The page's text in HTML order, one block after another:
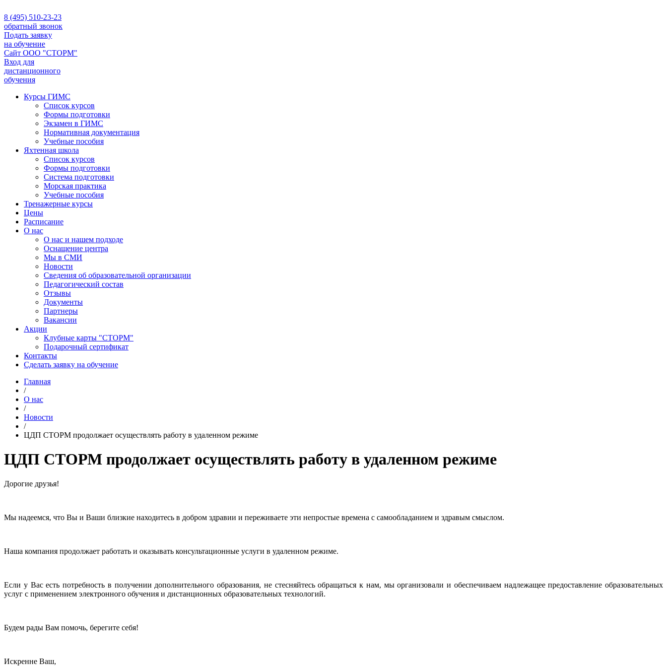
8 (495) 510-23-23
обратный звонок
Подать заявку
на обучение
Сайт ООО "СТОРМ"
Вход для
дистанционного
обучения
Курсы ГИМС
Список курсов
Формы подготовки
Экзамен в ГИМС
Нормативная документация
Учебные пособия
Яхтенная школа
Список курсов
Формы подготовки
Cистема подготовки
Морская практика
Учебные пособия
Тренажерные курсы
Цены
Расписание
О нас
О нас и нашем подходе
Оснащение центра
Мы в СМИ
Новости
Сведения об образовательной организации
Педагогический состав
Отзывы
Документы
Партнеры
Вакансии
Акции
Клубные карты "СТОРМ"
Подарочный сертификат
Контакты
Сделать заявку на обучение
Главная
/
О нас
/
Новости
/
ЦДП СТОРМ продолжает осуществлять работу в удаленном режиме
ЦДП СТОРМ продолжает осуществлять работу в удаленном режиме
Дорогие друзья!
Мы надеемся, что Вы и Ваши близкие находитесь в добром здравии и переживаете эти непростые времена с самообладанием и здравым смыслом.
Наша компания продолжает работать и оказывать консультационные услуги в удаленном режиме.
Если у Вас есть потребность в получении дополнительного образования, не стесняйтесь обращаться к нам, мы организовали и обеспечиваем надлежащее предоставление образовательных
услуг с применением электронного обучения и дистанционных образовательных технологий.
Будем рады Вам помочь, берегите себя!
Искренне Ваш,